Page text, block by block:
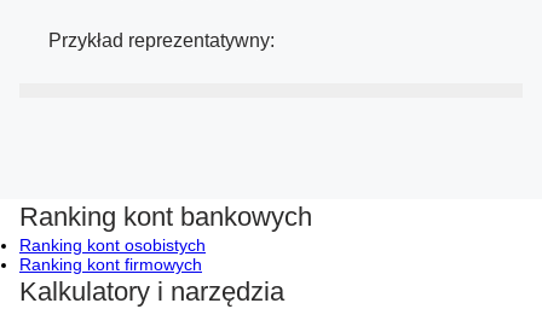
Przykład reprezentatywny:
Ranking kont bankowych
Ranking kont osobistych
Ranking kont firmowych
Kalkulatory i narzędzia